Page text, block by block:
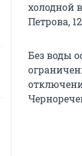
холодной
Петрова,
Без воды